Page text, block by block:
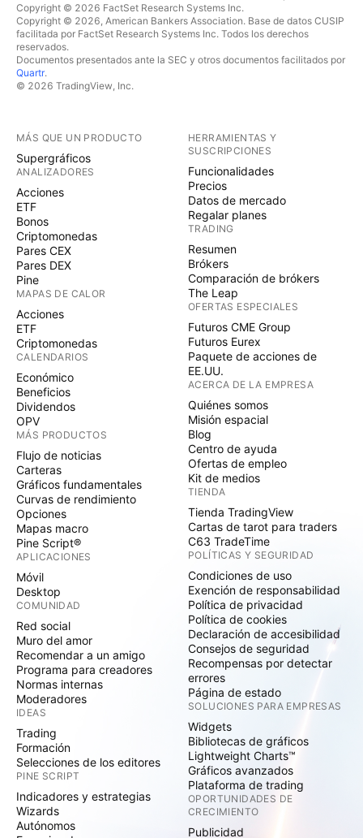
Copyright © 2026 FactSet Research Systems Inc.
Copyright © 2026, American Bankers Association. Base de datos CUSIP
facilitada por FactSet Research Systems Inc. Todos los derechos
reservados.
Documentos presentados ante la SEC y otros documentos facilitados por
Quartr.
© 2026 TradingView, Inc.
MÁS QUE UN PRODUCTO
Supergráficos
ANALIZADORES
Acciones
ETF
Bonos
Criptomonedas
Pares CEX
Pares DEX
Pine
MAPAS DE CALOR
Acciones
ETF
Criptomonedas
CALENDARIOS
Económico
Beneficios
Dividendos
OPV
MÁS PRODUCTOS
Flujo de noticias
Carteras
Gráficos fundamentales
Curvas de rendimiento
Opciones
Mapas macro
Pine Script®
APLICACIONES
Móvil
Desktop
COMUNIDAD
Red social
Muro del amor
Recomendar a un amigo
Programa para creadores
Normas internas
Moderadores
IDEAS
Trading
Formación
Selecciones de los editores
PINE SCRIPT
Indicadores y estrategias
Wizards
Autónomos
HERRAMIENTAS Y
SUSCRIPCIONES
Funcionalidades
Precios
Datos de mercado
Regalar planes
TRADING
Resumen
Brókers
Comparación de brókers
The Leap
OFERTAS ESPECIALES
Futuros CME Group
Futuros Eurex
Paquete de acciones de
EE.UU.
ACERCA DE LA EMPRESA
Quiénes somos
Misión espacial
Blog
Centro de ayuda
Ofertas de empleo
Kit de medios
TIENDA
Tienda TradingView
Cartas de tarot para traders
C63 TradeTime
POLÍTICAS Y SEGURIDAD
Condiciones de uso
Exención de responsabilidad
Política de privacidad
Política de cookies
Declaración de accesibilidad
Consejos de seguridad
Recompensas por detectar
errores
Página de estado
SOLUCIONES PARA EMPRESAS
Widgets
Bibliotecas de gráficos
Lightweight Charts™
Gráficos avanzados
Plataforma de trading
OPORTUNIDADES DE
CRECIMIENTO
Publicidad